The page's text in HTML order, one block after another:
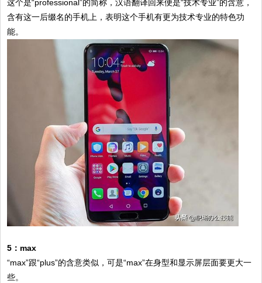
这个是“professional”的简称，汉语翻译回来便是“技术专业”的含意，
含有这一后缀名的手机上，表明这个手机有更为技术专业的特色功
能。
5：max
“max”跟“plus”的含意类似，可是“max”在身型和显示屏层面要更大一
些。